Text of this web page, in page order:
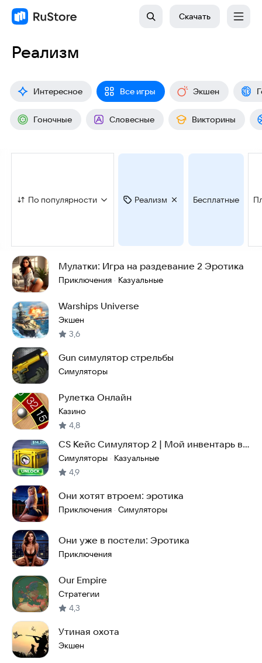
Скачать
Реализм
Интересное Все игры Экшен
Гоночные Словесные Викторины
По популярности Реализм Бесплатные
Мулатки: Игра на раздевание 2 Эротика
Приключения · Казуальные
Warships Universe
Экшен
3,6
Gun симулятор стрельбы
Симуляторы
Рулетка Онлайн
Казино
4,8
CS Кейс Симулятор 2 | Мой инвентарь в
КС ГО
Симуляторы · Казуальные
4,9
Они хотят втроем: эротика
Приключения · Симуляторы
Они уже в постели: Эротика
Приключения
Our Empire
Стратегии
4,3
Утиная охота
Экшен